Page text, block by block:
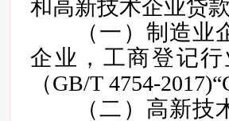
和高新技术企业贷
（一）制造业企
企业，工商登记
（GB/T 4754-
（二）高新技术